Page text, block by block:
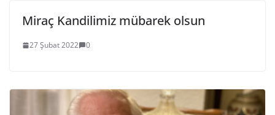
Miraç Kandilimiz mübarek olsun
27 Şubat 2022 0